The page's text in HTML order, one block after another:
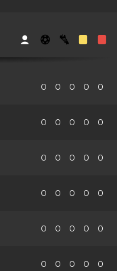
0 0 0 0 0
0 0 0 0 0
0 0 0 0 0
0 0 0 0 0
0 0 0 0 0
0 0 0 0 0